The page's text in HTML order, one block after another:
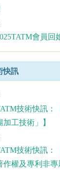
會員回
快訊
技術快訊：
加工技術」】
技術快訊：
作權及專利非專